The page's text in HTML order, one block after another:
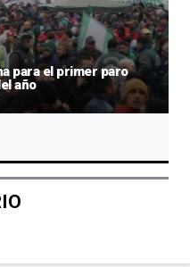
para el primer paro
año